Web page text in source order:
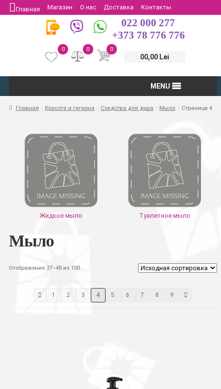
Главная Магазин О нас Доставка
Контакты
Защита потребителей
Возврат
022 000 277
+373 78 776 776
0
00,00 Lei
0
0
MENU
Главная Красота и гигиена Средства для душа Мыло Страница 4
Жидкое мыло Туалетное мыло
Мыло
Отображение 37–48 из 100
1 2 3 4 5 6 7 8 9